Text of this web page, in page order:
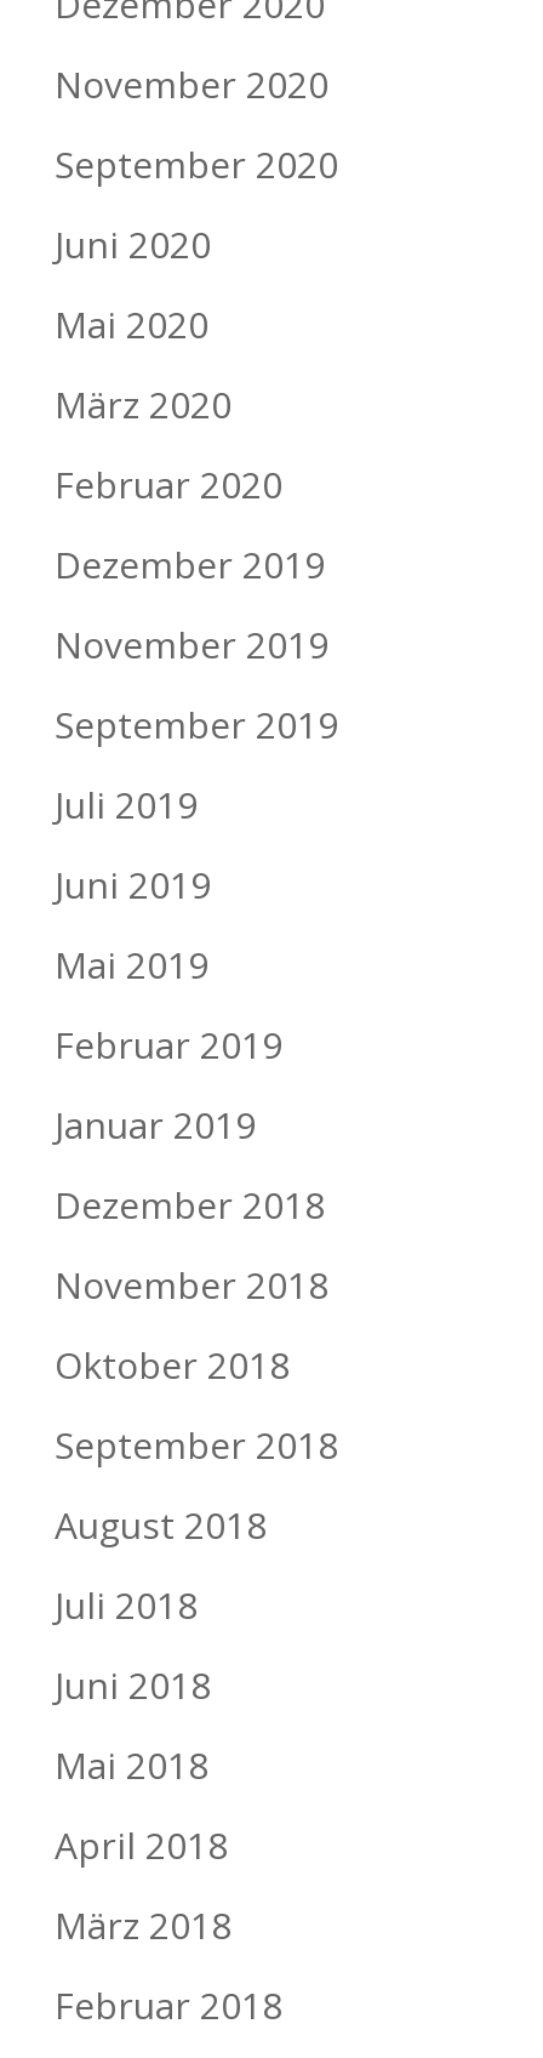
November 2020
September 2020
Juni 2020
Mai 2020
März 2020
Februar 2020
Dezember 2019
November 2019
September 2019
Juli 2019
Juni 2019
Mai 2019
Februar 2019
Januar 2019
Dezember 2018
November 2018
Oktober 2018
September 2018
August 2018
Juli 2018
Juni 2018
Mai 2018
April 2018
März 2018
Februar 2018